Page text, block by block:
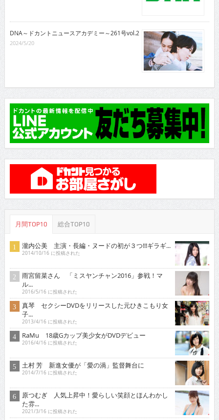
DNA～ドカントニュースアカデミー～261号vol.2
2024/5/20
月間TOP10 総合TOP10
瀧内公美 主演・長編・ヌードの初が３つ!!!ギラギ...
2014/10/16 に投稿された
雨宮留菜さん 「ミスヤンチャン2016」参戦！マ
ル...
2016/5/16 に投稿された
真琴 セクシーDVDをリリースした元ひきこもり女
子...
2013/4/16 に投稿された
RaMu 18歳Gカップ美少女がDVDデビュー
2016/4/16 に投稿された
土村 芳 新進女優が「愛の渦」監督舞台に
2014/7/16 に投稿された
原つむぎ 人気上昇中！愛らしい笑顔とほんわかし
た雰...
2021/3/16 に投稿された